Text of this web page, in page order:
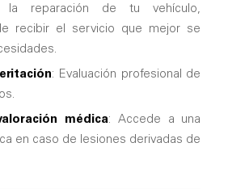
la reparación de tu vehículo,
recibir el servicio que mejor se
: Evaluación profesional de
médica: Accede a una
en caso de lesiones derivadas de